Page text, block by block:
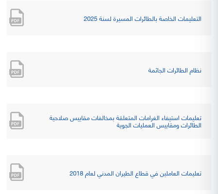
التعليمات الخاصة بالطائرات المسيرة لسنة 2025
نظام الطائرات الجاثمة
تعليمات استيفاء الغرامات المتعلقة بمخالفات مقاييس صلاحية
الطائرات ومقاييس العمليات الجوية
تعليمات العاملين في قطاع الطيران المدني لعام 2018